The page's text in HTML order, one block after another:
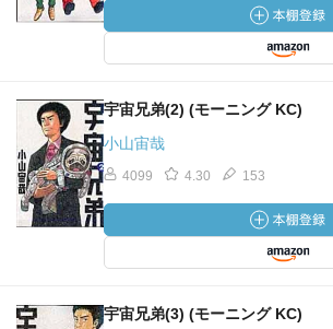
宇宙兄弟(2) (モーニング KC)
小山宙哉
4099 4.30 153
宇宙兄弟(3) (モーニング KC)